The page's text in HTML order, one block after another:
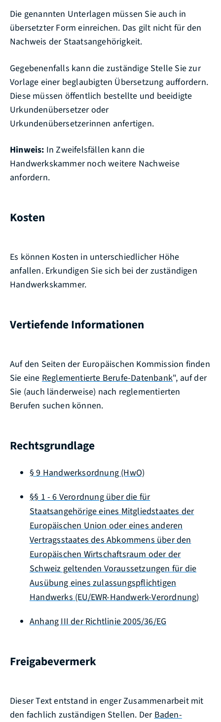
Die genannten Unterlagen müssen Sie auch in
übersetzter Form einreichen. Das gilt nicht für den
Nachweis der Staatsangehörigkeit.
Gegebenenfalls kann die zuständige Stelle Sie zur
Vorlage einer beglaubigten Übersetzung auffordern.
Diese müssen öffentlich bestellte und beeidigte
Urkundenübersetzer oder
Urkundenübersetzerinnen anfertigen.
Hinweis: In Zweifelsfällen kann die
Handwerkskammer noch weitere Nachweise
anfordern.
Kosten
Es können Kosten in unterschiedlicher Höhe
anfallen. Erkundigen Sie sich bei der zuständigen
Handwerkskammer.
Vertiefende Informationen
Auf den Seiten der Europäischen Kommission finden
Sie eineReglementierte Berufe-Datenbank", auf der
Sie (auch länderweise) nach reglementierten
Berufen suchen können.
Rechtsgrundlage
§ 9 Handwerksordnung (HwO)
§§ 1 - 6 Verordnung über die für
Staatsangehörige eines Mitgliedstaates der
Europäischen Union oder eines anderen
Vertragsstaates des Abkommens über den
Europäischen Wirtschaftsraum oder der
Schweiz geltenden Voraussetzungen für die
Ausübung eines zulassungspflichtigen
Handwerks (EU/EWR-Handwerk-Verordnung)
Anhang III der Richtlinie 2005/36/EG
Freigabevermerk
Dieser Text entstand in enger Zusammenarbeit mit
den fachlich zuständigen Stellen. DerBaden-